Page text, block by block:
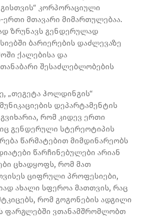
კორპორაციული
მთავარი მიმართულებაა.
ზრუნავს გენდერულად
ბარიერების დაძლევაზე
ქალებისა და
თანაბარი შესაძლებლობების
„თეგეტა ჰოლდინგის“
დეპარტამენტის
რომ კიდევ ერთი
გენდერული სტერეოტიპის
წარმატებით მიმდინარეობს
წარჩინებულები არიან
ცხადყოფს, რომ მათ
ციფრული პროფესიები,
ახალი სფეროა მათთვის, რაც
რომ გოგონების ადგილი
ფარგლებში ვთანამშრომლობთ